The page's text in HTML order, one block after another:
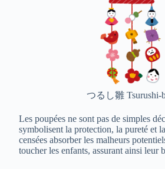
つるし雛 Tsurushi-
Les poupées ne sont pas de simples
symbolisent la protection, la pureté et
censées absorber les malheurs
toucher les enfants, assurant ainsi leur